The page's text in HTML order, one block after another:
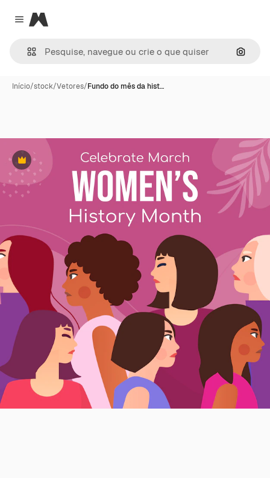
Close menu
Magnific
Início/stock/Vetores/Fundo do mês da hist…
Premium